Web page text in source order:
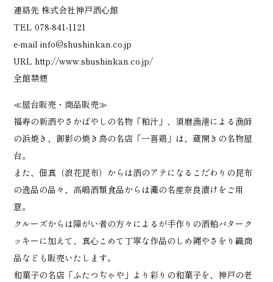
連絡先 株式会社神戸酒心館
TEL 078-841-1121
e-mail info@shushinkan.co.jp
URL http://www.shushinkan.co.jp/
全館禁煙
≪屋台販売・商品販売≫
福寿の新酒やさかばやしの名物「粕汁」、須磨漁港による漁師
の浜焼き、御影の焼き鳥の名店「一喜鶏」は、蔵開きの名物屋
台。
また、佃真（浪花昆布）からは酒のアテになるこだわりの昆布
の逸品の品々、高嶋酒類食品からは灘の名産奈良漬けをご用
意。
クルーズからは障がい者の方々によるが手作りの酒粕バターク
ッキーに加えて、真心こめて丁寧な作品のしめ縄やさをり織商
品なども販売いたします。
和菓子の名店「ふたつぢゃや」より彩りの和菓子を、神戸の老